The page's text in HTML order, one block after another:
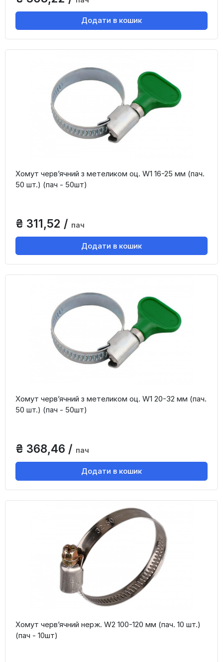
Додати в кошик
Хомут черв’ячний з метеликом оц. W1 16-25 мм (пач.
50 шт.) (пач - 50шт)
₴ 311,52 / пач
Додати в кошик
Хомут черв’ячний з метеликом оц. W1 20-32 мм (пач.
50 шт.) (пач - 50шт)
₴ 368,46 / пач
Додати в кошик
Хомут черв’ячний нерж. W2 100-120 мм (пач. 10 шт.)
(пач - 10шт)